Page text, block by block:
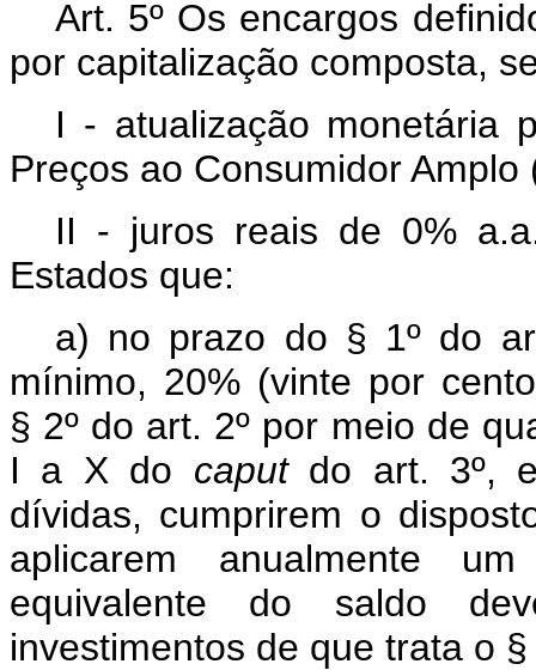
Art. 5º Os encargos
por capitalização composta,
I - atualização monetária
Preços ao Consumidor Amplo
II - juros reais de 0%
Estados que:
a) no prazo do § 1º do
mínimo, 20% (vinte por
§ 2º do art. 2º por meio de
I a X do caputdo art. 3º,
dívidas, cumprirem o
aplicarem anualmente
equivalente do saldo
investimentos de que trata o